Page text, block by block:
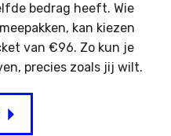
bedrag heeft. Wie
kan kiezen
van €96. Zo kun je
precies zoals jij wilt.